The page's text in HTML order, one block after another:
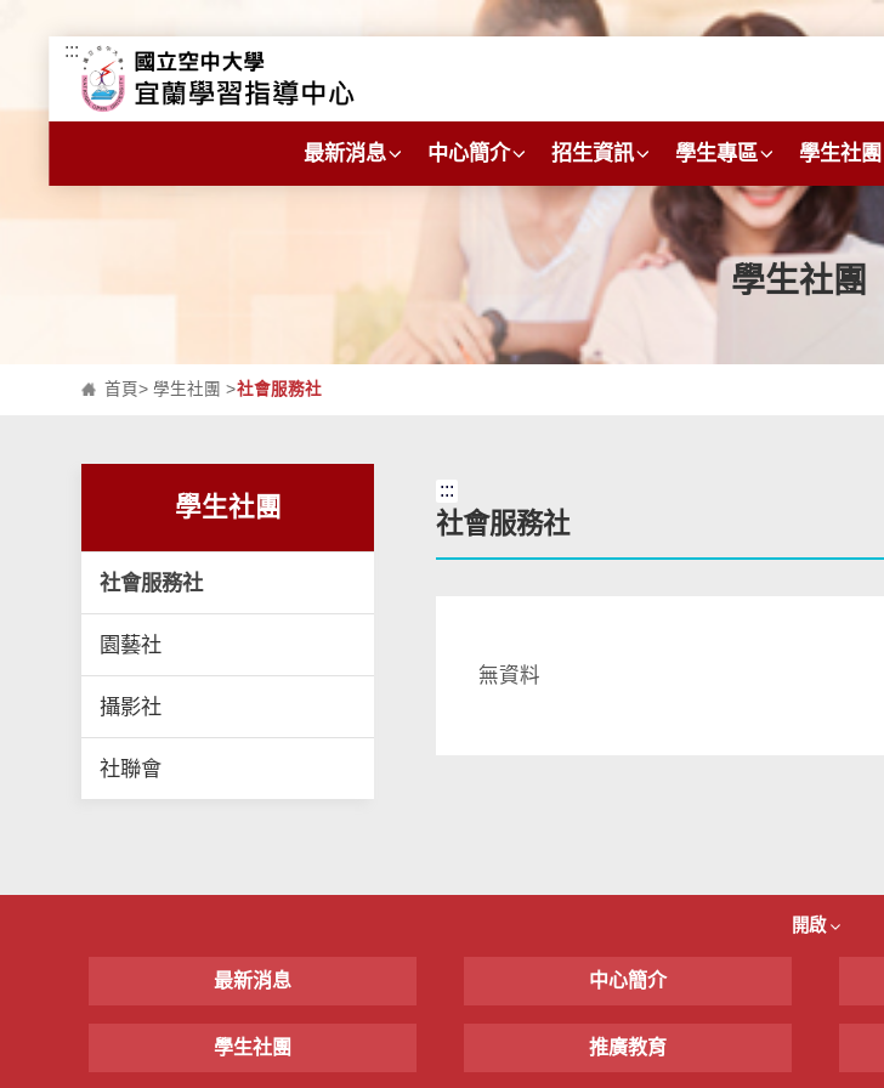
跳到主要內容區塊
:::
最新消息 中心簡介 招生資訊 學生專區 學生社團
學生社團
首頁>學生社團 >社會服務社
學生社團
社會服務社
園藝社
攝影社
社聯會
:::
社會服務社
無資料
開啟
最新消息 中心簡介
學生社團 推廣教育